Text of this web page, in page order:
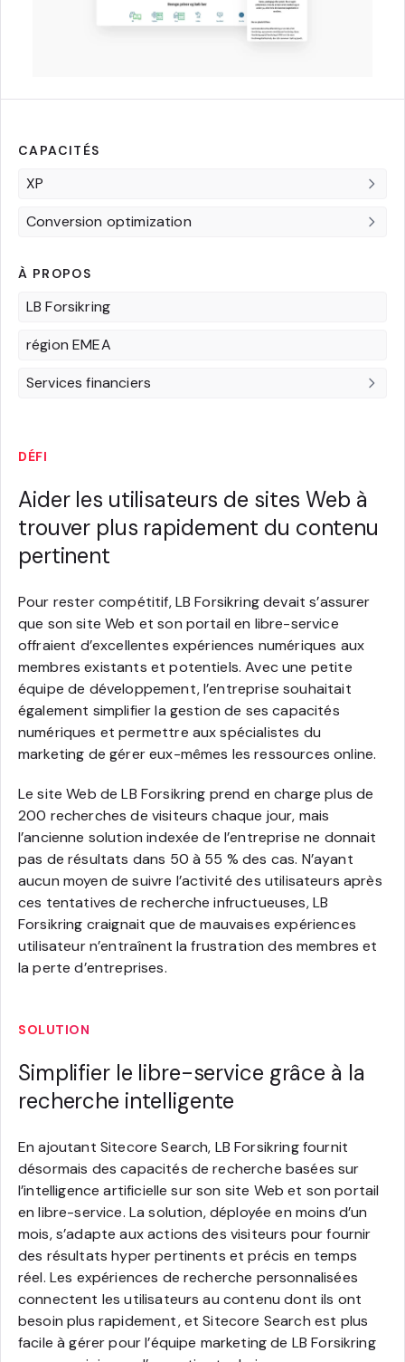
CAPACITÉS
XP
Conversion optimization
À PROPOS
LB Forsikring
région EMEA
Services financiers
DÉFI
Aider les utilisateurs de sites Web à
trouver plus rapidement du contenu
pertinent
Pour rester compétitif, LB Forsikring devait s’assurer
que son site Web et son portail en libre-service
offraient d’excellentes expériences numériques aux
membres existants et potentiels. Avec une petite
équipe de développement, l’entreprise souhaitait
également simplifier la gestion de ses capacités
numériques et permettre aux spécialistes du
marketing de gérer eux-mêmes les ressources online.
Le site Web de LB Forsikring prend en charge plus de
200 recherches de visiteurs chaque jour, mais
l’ancienne solution indexée de l’entreprise ne donnait
pas de résultats dans 50 à 55 % des cas. N’ayant
aucun moyen de suivre l’activité des utilisateurs après
ces tentatives de recherche infructueuses, LB
Forsikring craignait que de mauvaises expériences
utilisateur n’entraînent la frustration des membres et
la perte d’entreprises.
SOLUTION
Simplifier le libre-service grâce à la
recherche intelligente
En ajoutant Sitecore Search, LB Forsikring fournit
désormais des capacités de recherche basées sur
l’intelligence artificielle sur son site Web et son portail
en libre-service. La solution, déployée en moins d’un
mois, s’adapte aux actions des visiteurs pour fournir
des résultats hyper pertinents et précis en temps
réel. Les expériences de recherche personnalisées
connectent les utilisateurs au contenu dont ils ont
besoin plus rapidement, et Sitecore Search est plus
facile à gérer pour l’équipe marketing de LB Forsikring